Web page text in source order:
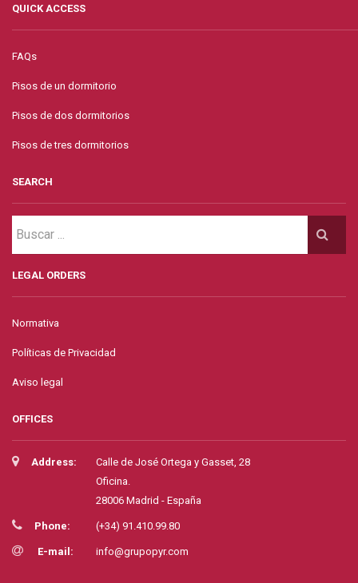
QUICK ACCESS
FAQs
Pisos de un dormitorio
Pisos de dos dormitorios
Pisos de tres dormitorios
SEARCH
LEGAL ORDERS
Normativa
Políticas de Privacidad
Aviso legal
OFFICES
Address:
Calle de José Ortega y Gasset, 28
Oficina.
28006 Madrid - España
Phone: (+34) 91.410.99.80
E-mail: info@grupopyr.com